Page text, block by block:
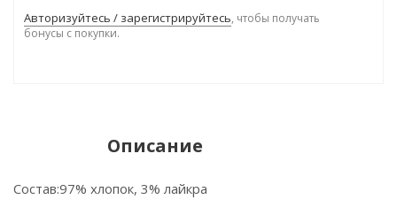
Авторизуйтесь / зарегистрируйтесь, чтобы получать
бонусы с покупки.
Описание
Состав:97% хлопок, 3% лайкра